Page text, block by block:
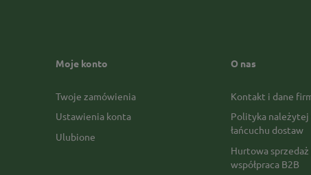
Moje konto
Twoje zamówienia
Ustawienia konta
Ulubione
O nas
Kontakt i dane
Polityka należytej
łańcuchu dostaw
Hurtowa
współpraca B2B